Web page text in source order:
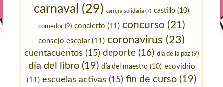
carnaval (29) carrera solidaria (7) castillo (10)
comedor(9) concierto (11) concurso (21)
consejo escolar(11) coronavirus (23)
cuentacuentos (15) deporte (16) día de la paz (9)
día del libro(19) día del maestro(10) ecovidrio
(11) escuelas activas (15) fin de curso (19)